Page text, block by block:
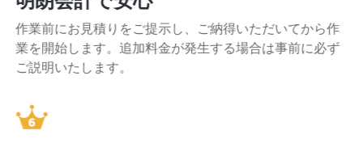
作業前にお見積りをご提示し、ご納得いただいてから作
業を開始します。追加料金が発生する場合は事前に必ず
ご説明いたします。